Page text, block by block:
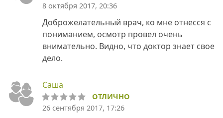
8 октября 2017, 20:36
Доброжелательный врач, ко мне отнесся с
пониманием, осмотр провел очень
внимательно. Видно, что доктор знает свое
дело.
Саша
ОТЛИЧНО
26 сентября 2017, 17:26